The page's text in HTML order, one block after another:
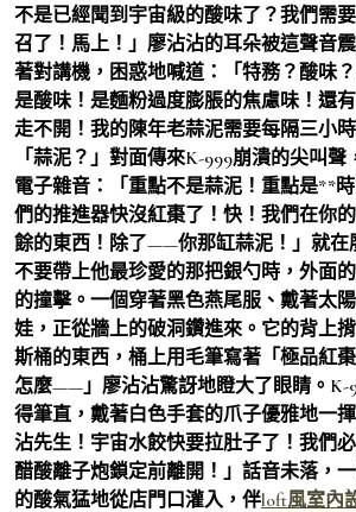
不是已經聞到宇宙級的酸味了？我們需
召了！馬上！」廖沾沾的耳朵被這聲音
著對講機，困惑地喊道：「特務？酸味
是酸味！是麵粉過度膨脹的焦慮味！還
走不開！我的陳年老蒜泥需要每隔三小時
「蒜泥？」對面傳來K-999崩潰的尖叫
電子雜音：「重點不是蒜泥！重點是**
們的推進器快沒紅棗了！快！我們在你
餘的東西！除了——你那缸蒜泥！」就在
不要帶上他最珍愛的那把銀勺時，外面
的撞擊。一個穿著黑色燕尾服、戴著太
娃，正從牆上的破洞鑽進來。它的背上
斯桶的東西，桶上用毛筆寫著「極品紅
怎麼——」廖沾沾驚訝地瞪大了眼睛。K-
得筆直，戴著白色手套的爪子優雅地一
沾先生！宇宙水餃快要拉肚子了！我們必
醋酸離子炮鎖定前離開！」話音未落，
的酸氣猛地從店門口灌入，伴loft風室內